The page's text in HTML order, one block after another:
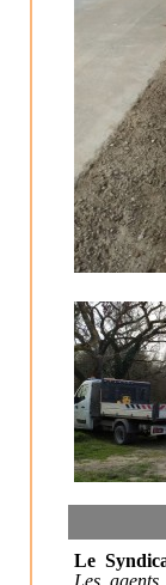
Le
Les